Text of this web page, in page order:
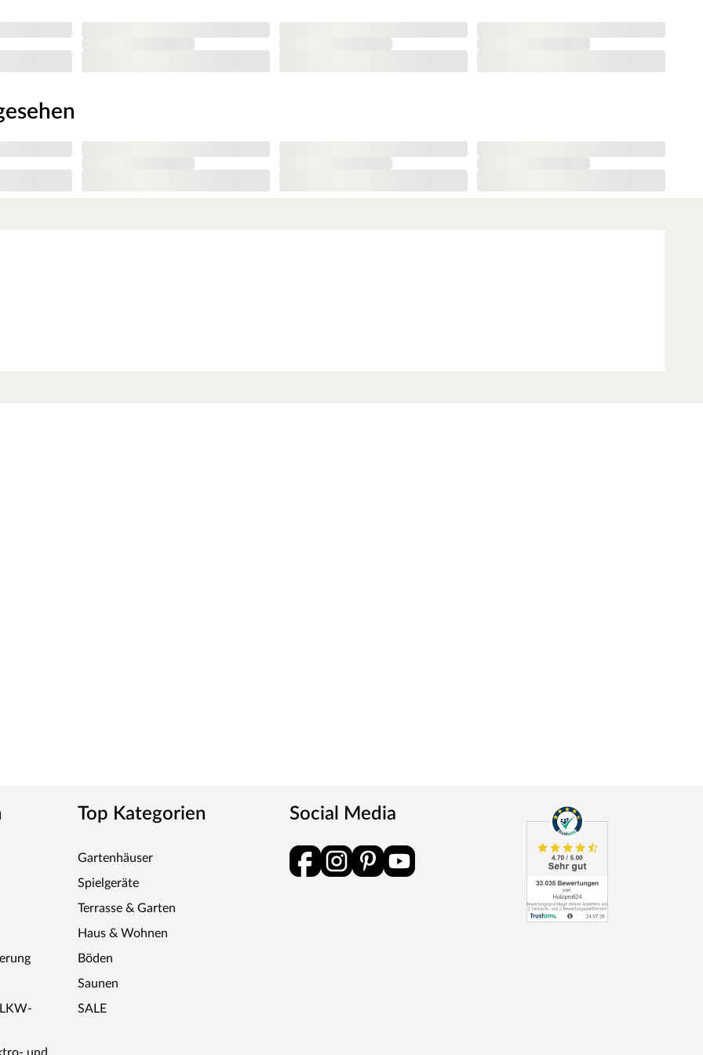
beständige Konstanten: Stabile
dauerhafte Freude an den Produkten –
Freien. Spieltürme/Stelzenhäuser mit einer
wie Gras oder Holzspänen aufgestellt
unter 60 cm wird eine weiche Unterlage
Beschädigung und Fäulnisbefall zu
Pfosten im Boden verankert werden. Die
Top Kategorien
Gartenhäuser
Spielgeräte
Terrasse & Garten
Haus & Wohnen
Böden
Saunen
SALE
Social Media